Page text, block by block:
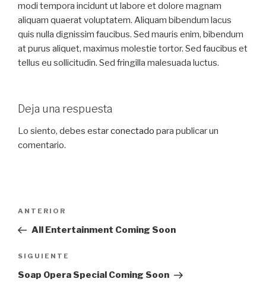
modi tempora incidunt ut labore et dolore magnam
aliquam quaerat voluptatem. Aliquam bibendum lacus
quis nulla dignissim faucibus. Sed mauris enim, bibendum
at purus aliquet, maximus molestie tortor. Sed faucibus et
tellus eu sollicitudin. Sed fringilla malesuada luctus.
Deja una respuesta
Lo siento, debes estarconectado para publicar un
comentario.
entradas
Entrada
anterior:
ANTERIOR
All Entertainment Coming Soon
Siguiente
entrada
SIGUIENTE
Soap Opera Special Coming Soon